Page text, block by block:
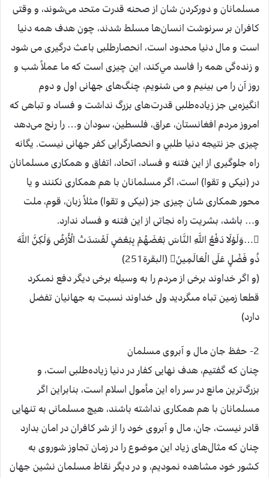
مسلمانان و دوركردن شان از صحنه قدرت متحد می‌شوند، و وقتی
كافران بر سرنوشت انسان‌ها مسلط شدند، چون هدف همه دنيا
است و مال دنيا محدود است، انحصارطلبی باعث درگيری می شود
و زنده‌گی همه را فاسد مي‌كند، اين چيزی است كه ما عملاً شب و
روز آن را می بينيم و می شنويم، چنگ‌های جهانی اول و دوم
انگيزه‌يی جز زياده‌طلبی قدرت‌های بزرگ نداشت و فساد و تباهی كه
امروز مردم افغانستان، عراق، فلسطين، سودان و… را رنج می‌دهد
چيزی جز نتيجه دنيا طلبي و انحصارگرايی كفر جهانی نيست. يگانه
راه جلوگيری از اين فتنه و فساد، اتحاد، اتفاق و همكاری مسلمانان
در (نيكی و تقوا) است، اگر مسلمانان با هم همكاری نكنند و يا
محور همكاری شان چيزی جز (نيكی و تقوا) مثلاً زبان، قوم، ملت
و… باشد، بشريت راه نجاتی از اين فتنه و فساد ندارد.
…وَلَوْلَا دَفْعُ اللَّهِ النَّاسَ بَعْضَهُمْ بِبَعْضٍ لَفَسَدَتْ الْأَرْضُ وَلَكِنَّ اللَّهَ
ذُو فَضْلٍ عَلَى الْعَالَمِينَ (البقرة251)
(و اگر خداوند برخى از مردم را به وسيله برخى ديگر دفع نمى‏كرد
قطعا زمين تباه مى‏گرديد ولى خداوند نسبت به جهانيان تفضل
دارد)
2- حفظ جان مال و آبروی مسلمان
چنان كه گفتيم، هدف نهايی كفار در دنيا زياده‌طلبی است، و
بزرگ‌ترين مانع در سر راه اين مأمول اسلام است، بنابراين اگر
مسلمانان با هم همكاری نداشته باشند، هيچ مسلمانی به تنهايی
قادر نيست، جان، مال و آبروی خود را از شر كافران در امان بدارد
چنان كه مثال‌های زياد اين موضوع را در زمان تجاوز شوروی به
كشور خود مشاهده نموديم، و در ديگر نقاط مسلمان نشين جهان